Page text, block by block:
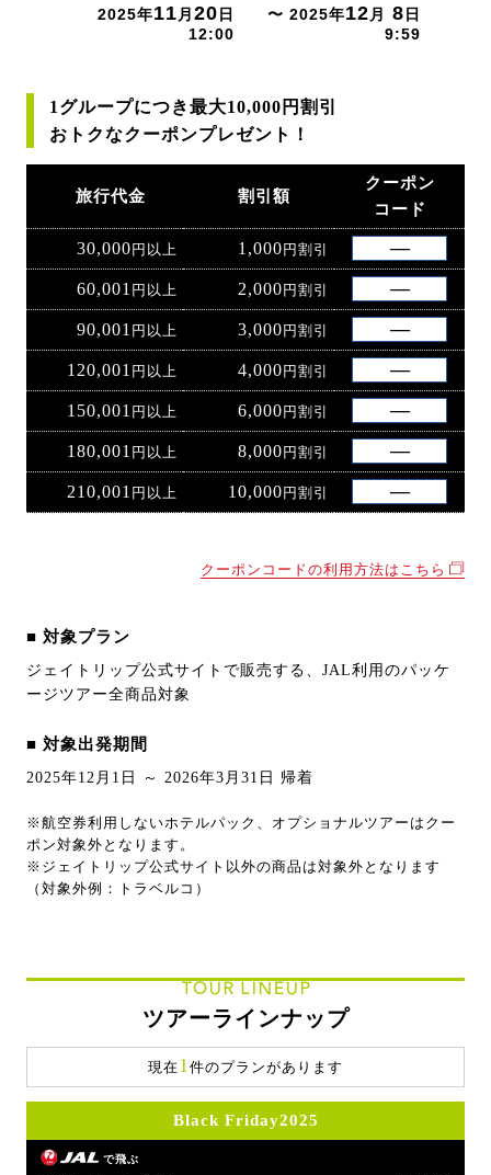
2025年11 月 20 日
12:00
〜 2025年12 月 8 日
9:59
1グループにつき最大10,000円割引
おトクなクーポンプレゼント！
旅行代金 割引額
クーポン
コード
30,000 円以上 1,000 円割引
60,001 円以上 2,000 円割引
90,001 円以上 3,000 円割引
120,001 円以上 4,000 円割引
150,001 円以上 6,000 円割引
180,001 円以上 8,000 円割引
210,001 円以上 10,000 円割引
クーポンコードの利用方法はこちら
■ 対象プラン
ジェイトリップ公式サイトで販売する、JAL利用のパッケ
ージツアー全商品対象
■ 対象出発期間
2025年12月1日 ～ 2026年3月31日 帰着
※航空券利用しないホテルパック、オプショナルツアーはクー
ポン対象外となります。
※ジェイトリップ公式サイト以外の商品は対象外となります
（対象外例：トラベルコ）
TOUR LINEUP
ツアーラインナップ
現在1 件のプランがあります
Black Friday2025
で飛ぶ